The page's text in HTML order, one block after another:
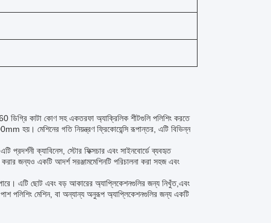
ডিগ্রি কাটা কোণ সহ একতরফা অ্যাক্রিলিক শীটগুলি পলিশিং করতে
মেশিনের গতি নিয়ন্ত্রণ ফ্রিকোয়েন্সি রূপান্তর, এটি বিভিন্ন
প্রদর্শনী ক্যাবিনেস, স্টোর ফিক্সচার এবং সাইনবোর্ডে ব্যবহৃত
জন্যও একটি আদর্শ সরঞ্জামমেশিনটি পরিচালনা করা সহজ এবং
এটি ছোট এবং বড় আকারের অ্যাপ্লিকেশনগুলির জন্য নিখুঁত,এবং
পলিশিং মেশিন, বা অন্যান্য অনুরূপ অ্যাপ্লিকেশনগুলির জন্য একটি